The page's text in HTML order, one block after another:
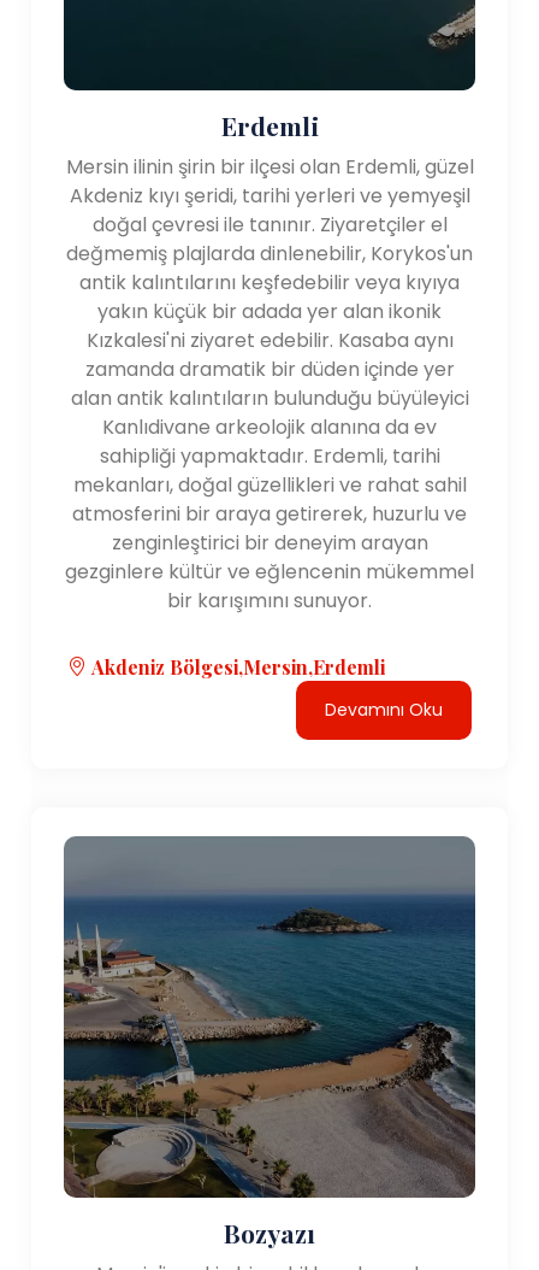
Erdemli
Mersin ilinin şirin bir ilçesi olan Erdemli, güzel
Akdeniz kıyı şeridi, tarihi yerleri ve yemyeşil
doğal çevresi ile tanınır. Ziyaretçiler el
değmemiş plajlarda dinlenebilir, Korykos'un
antik kalıntılarını keşfedebilir veya kıyıya
yakın küçük bir adada yer alan ikonik
Kızkalesi'ni ziyaret edebilir. Kasaba aynı
zamanda dramatik bir düden içinde yer
alan antik kalıntıların bulunduğu büyüleyici
Kanlıdivane arkeolojik alanına da ev
sahipliği yapmaktadır. Erdemli, tarihi
mekanları, doğal güzellikleri ve rahat sahil
atmosferini bir araya getirerek, huzurlu ve
zenginleştirici bir deneyim arayan
gezginlere kültür ve eğlencenin mükemmel
bir karışımını sunuyor.
Akdeniz Bölgesi,Mersin,Erdemli
Devamını Oku
Bozyazı